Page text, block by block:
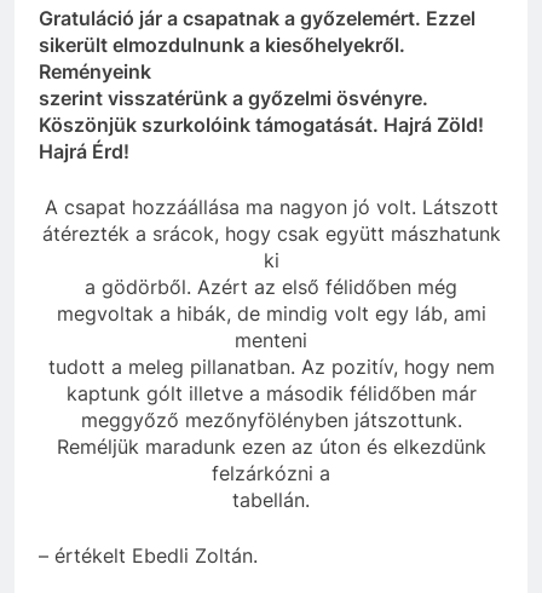
Gratuláció jár a csapatnak a győzelemért. Ezzel
sikerült elmozdulnunk a kiesőhelyekről.
Reményeink
szerint visszatérünk a győzelmi ösvényre.
Köszönjük szurkolóink támogatását. Hajrá Zöld!
Hajrá Érd!
A csapat hozzáállása ma nagyon jó volt. Látszott
átérezték a srácok, hogy csak együtt mászhatunk
ki
a gödörből. Azért az első félidőben még
megvoltak a hibák, de mindig volt egy láb, ami
menteni
tudott a meleg pillanatban. Az pozitív, hogy nem
kaptunk gólt illetve a második félidőben már
meggyőző mezőnyfölényben játszottunk.
Reméljük maradunk ezen az úton és elkezdünk
felzárkózni a
tabellán.
– értékelt Ebedli Zoltán.